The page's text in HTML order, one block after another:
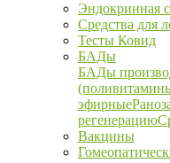
Эндокринная
Средства для
Тесты Ковид
БАДы
БАДы
эфирные
регенерацию
Вакцины